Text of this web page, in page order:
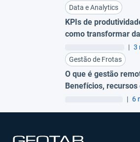
Data e Analytics
KPIs de
como transformar
comportamento em
financeira
| 3
Gestão de Frotas
O que é gestão
Benefícios,
plataformas no
| 6